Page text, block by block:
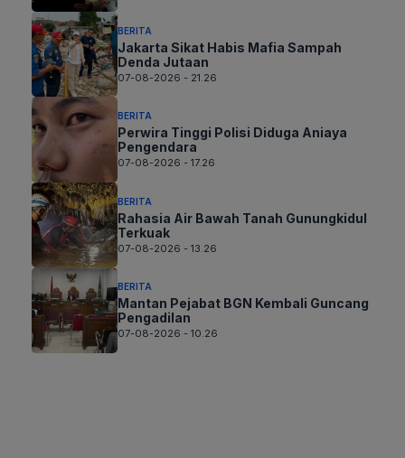
BERITA
Jakarta Sikat Habis Mafia Sampah
Denda Jutaan
07-08-2026 - 21.26
BERITA
Perwira Tinggi Polisi Diduga Aniaya
Pengendara
07-08-2026 - 17.26
BERITA
Rahasia Air Bawah Tanah Gunungkidul
Terkuak
07-08-2026 - 13.26
BERITA
Mantan Pejabat BGN Kembali Guncang
Pengadilan
07-08-2026 - 10.26